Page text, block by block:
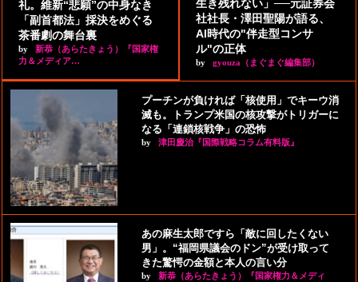
礼。維新“悲願”の中身なき
「副首都法」採決をめぐる
茶番劇の舞台裏
by
新恭（あらたきょう）『国家権
力＆メディア…
生き残れない」──元証券会
社社長・澤田聖陽が語る、
AI時代の"伴走型コンサ
ル"の正体
by gyouza（まぐまぐ編集部）
プーチンが負ければ「核使用」でキーウ消
滅も。トランプ米国の核攻撃がトリガーに
なる「連鎖核戦争」の恐怖
by 津田慶治『国際戦略コラム有料版』
あの麻生太郎ですら「敵に回したくない
男」。“福岡県議会のドン”が受け取って
きた驚愕の金額と本人の言い分
by
新恭（あらたきょう）『国家権力＆メディ